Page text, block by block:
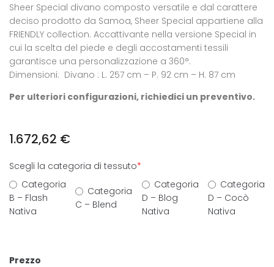
Sheer Special divano composto versatile e dal carattere
deciso prodotto da Samoa, Sheer Special appartiene alla
FRIENDLY collection. Accattivante nella versione Special in
cui la scelta del piede e degli accostamenti tessili
garantisce una personalizzazione a 360°.
Dimensioni: Divano : L. 257 cm – P. 92 cm – H. 87 cm
Per ulteriori configurazioni, richiedici un preventivo.
1.672,62 €
Scegli la categoria di tessuto*
Categoria
B – Flash
Nativa
Categoria
C – Blend
Categoria
D – Blog
Nativa
Categoria
D – Cocò
Nativa
Prezzo